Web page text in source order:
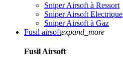
Sniper Airsoft à Ressort
Sniper Airsoft Electrique
Sniper Airsoft à Gaz
Fusil airsoftexpand_more
Fusil Airsoft